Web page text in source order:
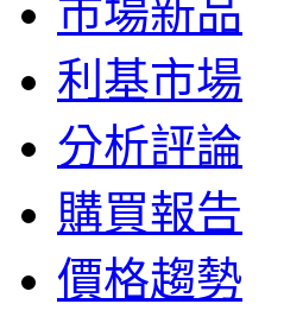
市場新品
利基市場
分析評論
購買報告
價格趨勢